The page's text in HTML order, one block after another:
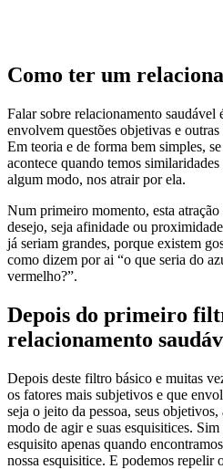
Como ter um
Falar sobre relacionamento saudável
envolvem questões objetivas e
Em teoria e de forma bem simples,
acontece quando temos
algum modo, nos atrair por ela.
Num primeiro momento, esta
desejo, seja afinidade ou
já seriam grandes, porque existem
como dizem por ai “o que seria do
vermelho?”.
Depois do primeiro
relacionamento
Depois deste filtro básico e muitas
os fatores mais subjetivos e que
seja o jeito da pessoa, seus
modo de agir e suas esquisitices.
esquisito apenas quando
nossa esquisitice. E podemos repelir